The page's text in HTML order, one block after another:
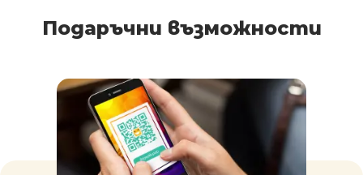
Подаръчни възможности